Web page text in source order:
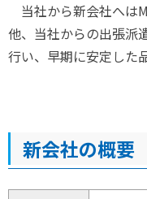
当社から新会社へは
他、当社からの出張派
行い、早期に安定した
新会社の概要